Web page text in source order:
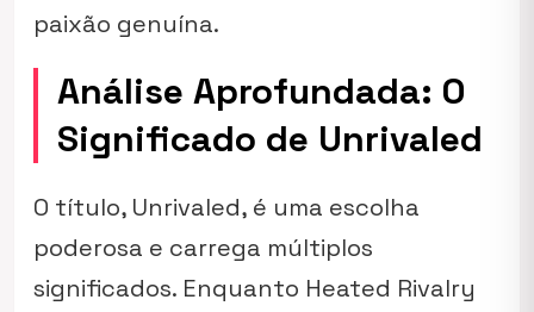
paixão genuína.
Análise Aprofundada: O
Significado de Unrivaled
O título, Unrivaled, é uma escolha
poderosa e carrega múltiplos
significados. Enquanto Heated Rivalry